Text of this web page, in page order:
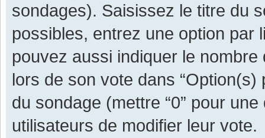
sondages). Saisissez le titre du
possibles, entrez une option par
pouvez aussi indiquer le
lors de son vote dans “Option(s)
du sondage (mettre “0” pour
utilisateurs de modifier leur vote.